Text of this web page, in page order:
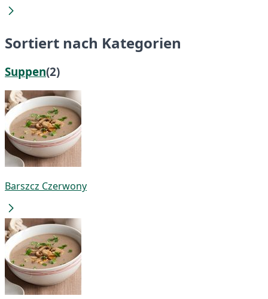
Sortiert nach Kategorien
Suppen(2)
Barszcz Czerwony